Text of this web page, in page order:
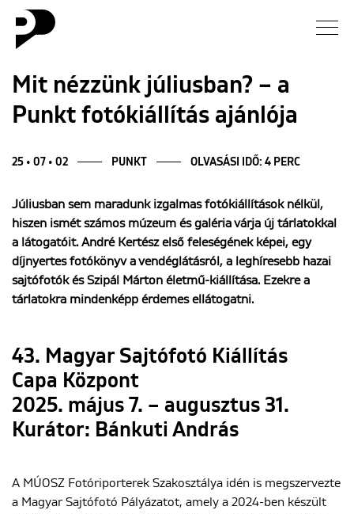
Hírek
Galéria
Interjú
Esszé
Blog
ENGLISH
Mit nézzünk júliusban? – a
Punkt fotókiállítás ajánlója
25 • 07 • 02 PUNKT OLVASÁSI IDŐ: 4 PERC
Júliusban sem maradunk izgalmas fotókiállítások nélkül,
hiszen ismét számos múzeum és galéria várja új tárlatokkal
a látogatóit. André Kertész első feleségének képei, egy
díjnyertes fotókönyv a vendéglátásról, a leghíresebb hazai
sajtófotók és Szipál Márton életmű-kiállítása. Ezekre a
tárlatokra mindenképp érdemes ellátogatni.
43. Magyar Sajtófotó Kiállítás
Capa Központ
2025. május 7. – augusztus 31.
Kurátor: Bánkuti András
A MÚOSZ Fotóriporterek Szakosztálya idén is megszervezte
a Magyar Sajtófotó Pályázatot, amely a 2024-ben készült